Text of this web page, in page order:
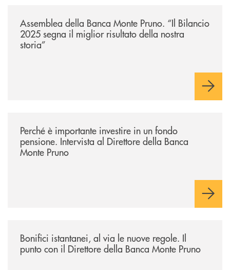
Assemblea della Banca Monte Pruno. “Il Bilancio
2025 segna il miglior risultato della nostra
storia”
Perché è importante investire in un fondo
pensione. Intervista al Direttore della Banca
Monte Pruno
Bonifici istantanei, al via le nuove regole. Il
punto con il Direttore della Banca Monte Pruno